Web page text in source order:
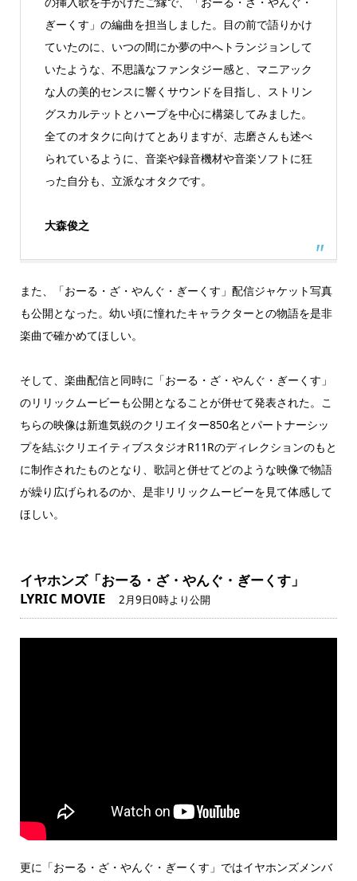
ぎーくす」の編曲を担当しました。目の前で語りかけ
ていたのに、いつの間にか夢の中へトランジョンして
いたような、不思議なファンタジー感と、マニアック
な人の美的センスに響くサウンドを目指し、ストリン
グスカルテットとハープを中心に構築してみました。
全てのオタクに向けてとありますが、志磨さんも述べ
られているように、音楽や録音機材や音楽ソフトに狂
った自分も、立派なオタクです。
大森俊之
また、「おーる・ざ・やんぐ・ぎーくす」配信ジャケット写真
も公開となった。幼い頃に憧れたキャラクターとの物語を是非
楽曲で確かめてほしい。
そして、楽曲配信と同時に「おーる・ざ・やんぐ・ぎーくす」
のリリックムービーも公開となることが併せて発表された。こ
ちらの映像は新進気鋭のクリエイター850名とパートナーシッ
プを結ぶクリエイティブスタジオR11Rのディレクションのもと
に制作されたものとなり、歌詞と併せてどのような映像で物語
が繰り広げられるのか、是非リリックムービーを見て体感して
ほしい。
イヤホンズ「おーる・ざ・やんぐ・ぎーくす」
LYRIC MOVIE
2月9日0時より公開
更に「おーる・ざ・やんぐ・ぎーくす」ではイヤホンズメンバ